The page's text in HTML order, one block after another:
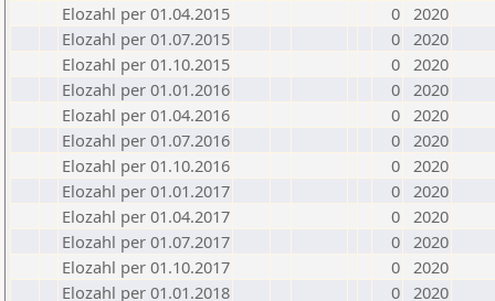
Elozahl per 01.04.2015
0 2020
Elozahl per 01.07.2015
0 2020
Elozahl per 01.10.2015
0 2020
Elozahl per 01.01.2016
0 2020
Elozahl per 01.04.2016
0 2020
Elozahl per 01.07.2016
0 2020
Elozahl per 01.10.2016
0 2020
Elozahl per 01.01.2017
0 2020
Elozahl per 01.04.2017
0 2020
Elozahl per 01.07.2017
0 2020
Elozahl per 01.10.2017
0 2020
Elozahl per 01.01.2018
0 2020